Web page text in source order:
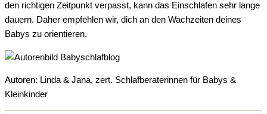
den richtigen Zeitpunkt verpasst, kann das Einschlafen sehr lange
dauern. Daher empfehlen wir, dich an den Wachzeiten deines
Babys zu orientieren.
Autoren: Linda & Jana, zert. Schlafberaterinnen für Babys &
Kleinkinder